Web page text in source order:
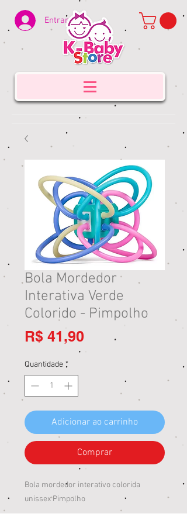
Entrar
Bola Mordedor
Interativa Verde
Colorido - Pimpolho
R$ 41,90 Preço
Quantidade *
Adicionar ao carrinho
Comprar
Bola mordedor interativo colorida
unissex Pimpolho